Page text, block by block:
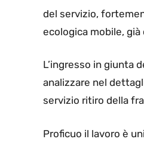
del servizio,
ecologica mobile,
L’ingresso in giunta
analizzare nel
servizio ritiro della
Proficuo il lavoro è